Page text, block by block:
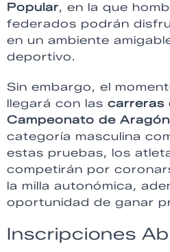
Popular, en la que
federados podrán
en un ambiente
deportivo.
Sin embargo, el
llegará con las carreras
Campeonato de Aragón
categoría masculina
estas pruebas, los
competirán por
la milla autonómica,
oportunidad de ganar
Inscripciones